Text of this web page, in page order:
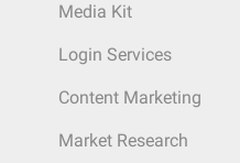
Media Kit
Login Services
Content Marketing
Market Research